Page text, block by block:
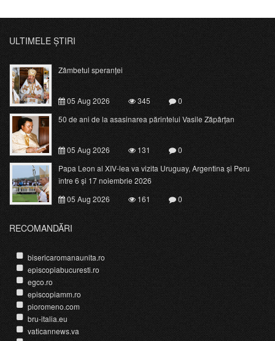
ULTIMELE ȘTIRI
Zâmbetul speranței
05 Aug 2026 345
0
50 de ani de la asasinarea părintelui Vasile Zăpârțan
05 Aug 2026 131
0
Papa Leon al XIV-lea va vizita Uruguay, Argentina și Peru
între 6 și 17 noiembrie 2026
05 Aug 2026
161 0
RECOMANDĂRI
bisericaromanaunita.ro
episcopiabucuresti.ro
egco.ro
episcopiamm.ro
pioromeno.com
bru-italia.eu
vaticannews.va